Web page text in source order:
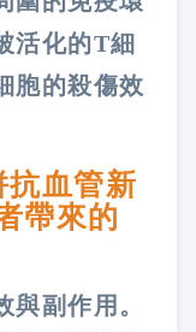
活化的T細
胞的殺傷效
抗血管新
帶來的
副作用。